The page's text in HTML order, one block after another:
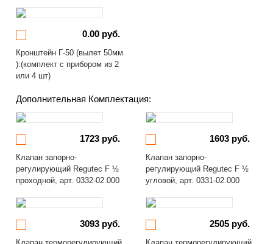
0.00 руб.
Кронштейн Г-50 (вылет 50мм
):(комплект с прибором из 2
или 4 шт)
Дополнительная Комплектация:
1723 руб.
Клапан запорно-
регулирующий Regutec F ½
проходной, арт. 0332-02.000
1603 руб.
Клапан запорно-
регулирующий Regutec F ½
угловой, арт. 0331-02.000
3093 руб. 2505 руб.